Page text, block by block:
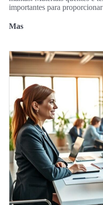
importantes para
Mas